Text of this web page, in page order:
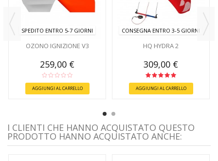
SPEDITO ENTRO 5-7 GIORNI
OZONO IGNIZIONE V3
259,00 €
AGGIUNGI AL CARRELLO
CONSEGNA ENTRO 3-5 GIORNI
HQ HYDRA 2
309,00 €
AGGIUNGI AL CARRELLO
I CLIENTI CHE HANNO ACQUISTATO QUESTO
PRODOTTO HANNO ACQUISTATO ANCHE: